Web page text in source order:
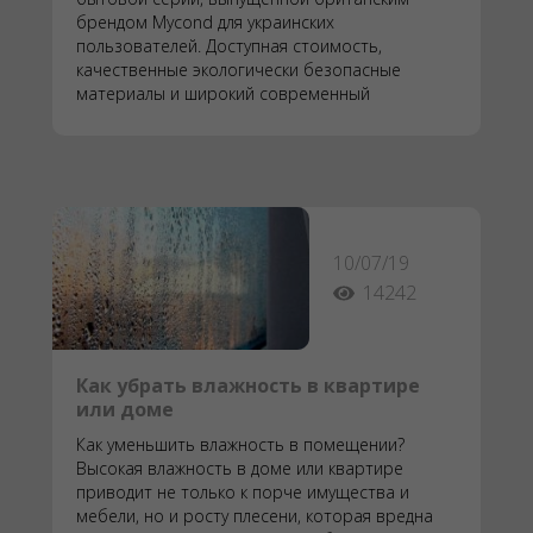
брендом Mycond для украинских
пользователей. Доступная стоимость,
качественные экологически безопасные
материалы и широкий современный
10/07/19
14242
Как убрать влажность в квартире
или доме
Как уменьшить влажность в помещении?
Высокая влажность в доме или квартире
приводит не только к порче имущества и
мебели, но и росту плесени, которая вредна